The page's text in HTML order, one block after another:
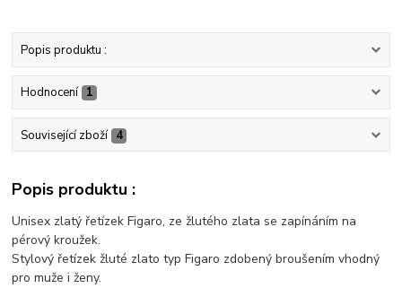
Popis produktu :
Hodnocení 1
Související zboží 4
Popis produktu :
Unisex zlatý řetízek Figaro, ze žlutého zlata se zapínáním na
pérový kroužek.
Stylový řetízek žluté zlato typ Figaro zdobený broušením vhodný
pro muže i ženy.